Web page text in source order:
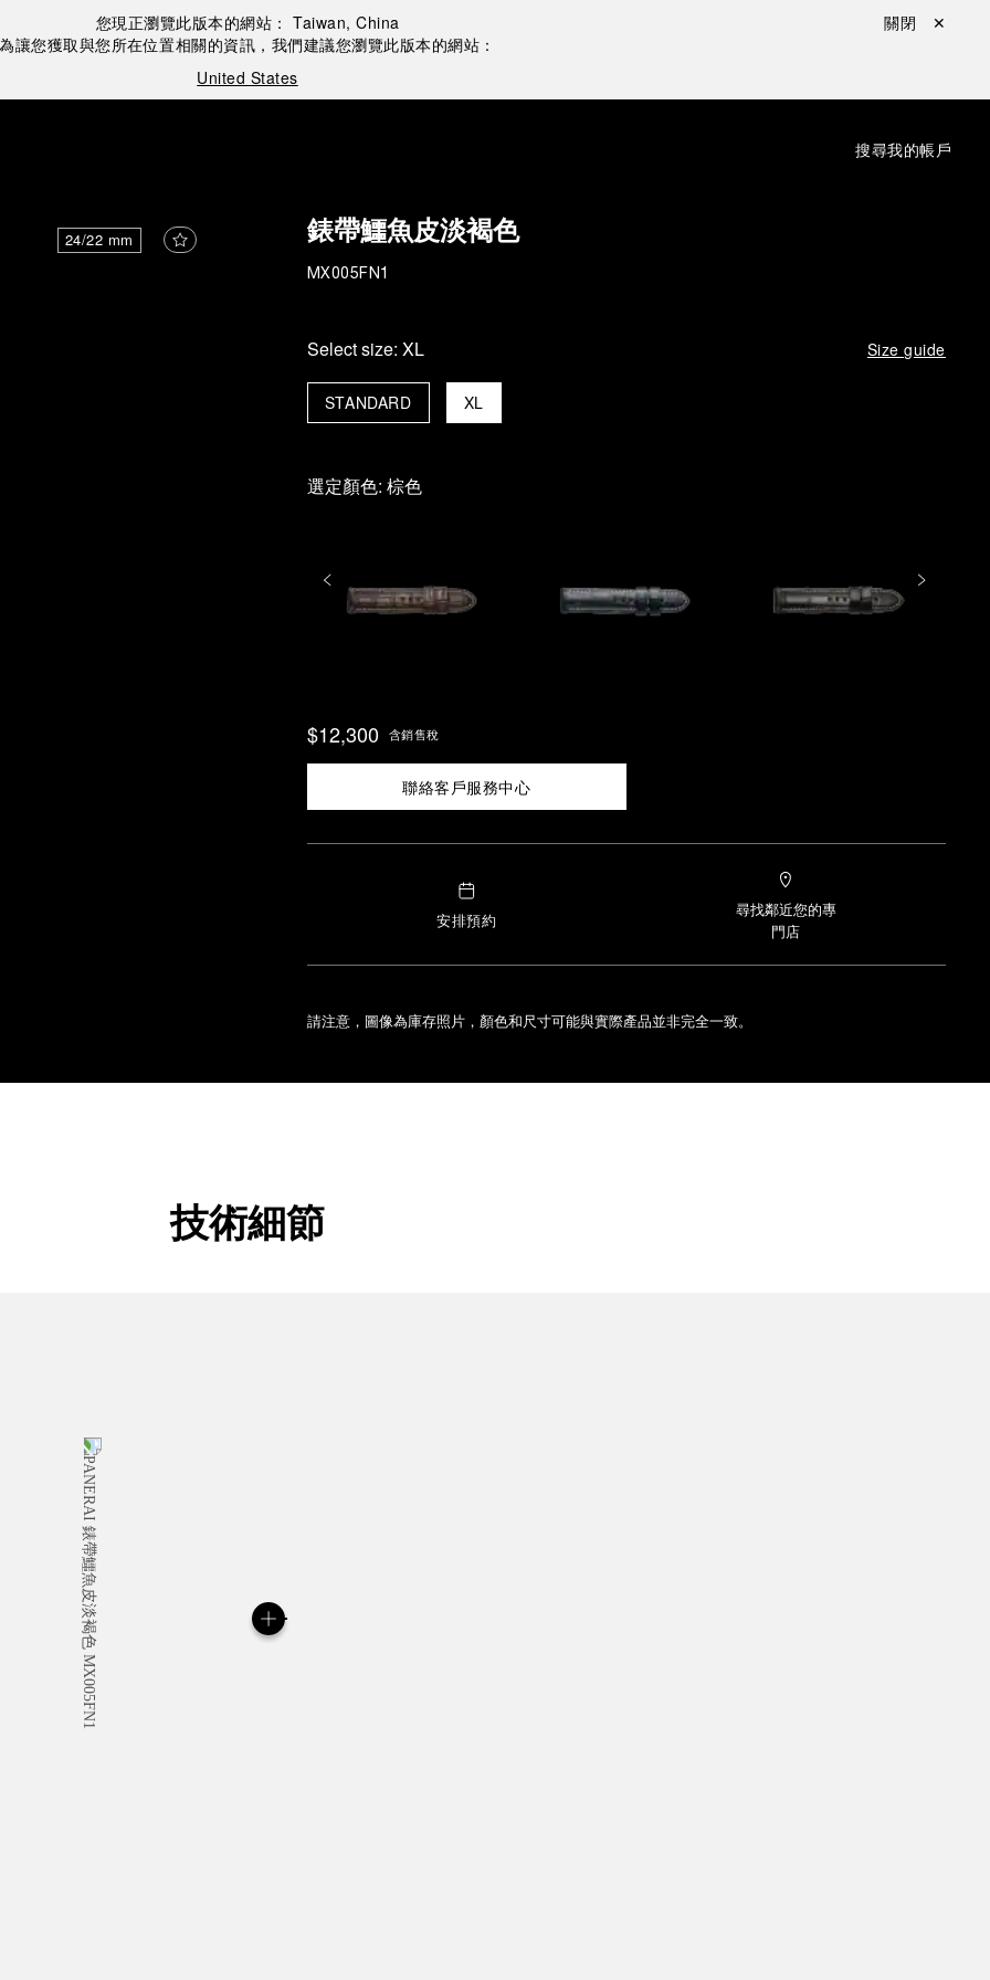
您現正瀏覽此版本的網站： Taiwan, China
為讓您獲取與您所在位置相關的資訊，我們建議您瀏覽此版本的網站：
United States
關閉 ✕
搜尋我的帳戶
24/22 mm 錶帶鱷魚皮淡褐色
MX005FN1
Select size: XL Size guide
XL
STANDARD
選定顏色: 棕色
$12,300 含銷售稅
聯絡客戶服務中心
安排預約
尋找鄰近您的專
門店
請注意，圖像為庫存照片，顏色和尺寸可能與實際產品並非完全一致。
技術細節